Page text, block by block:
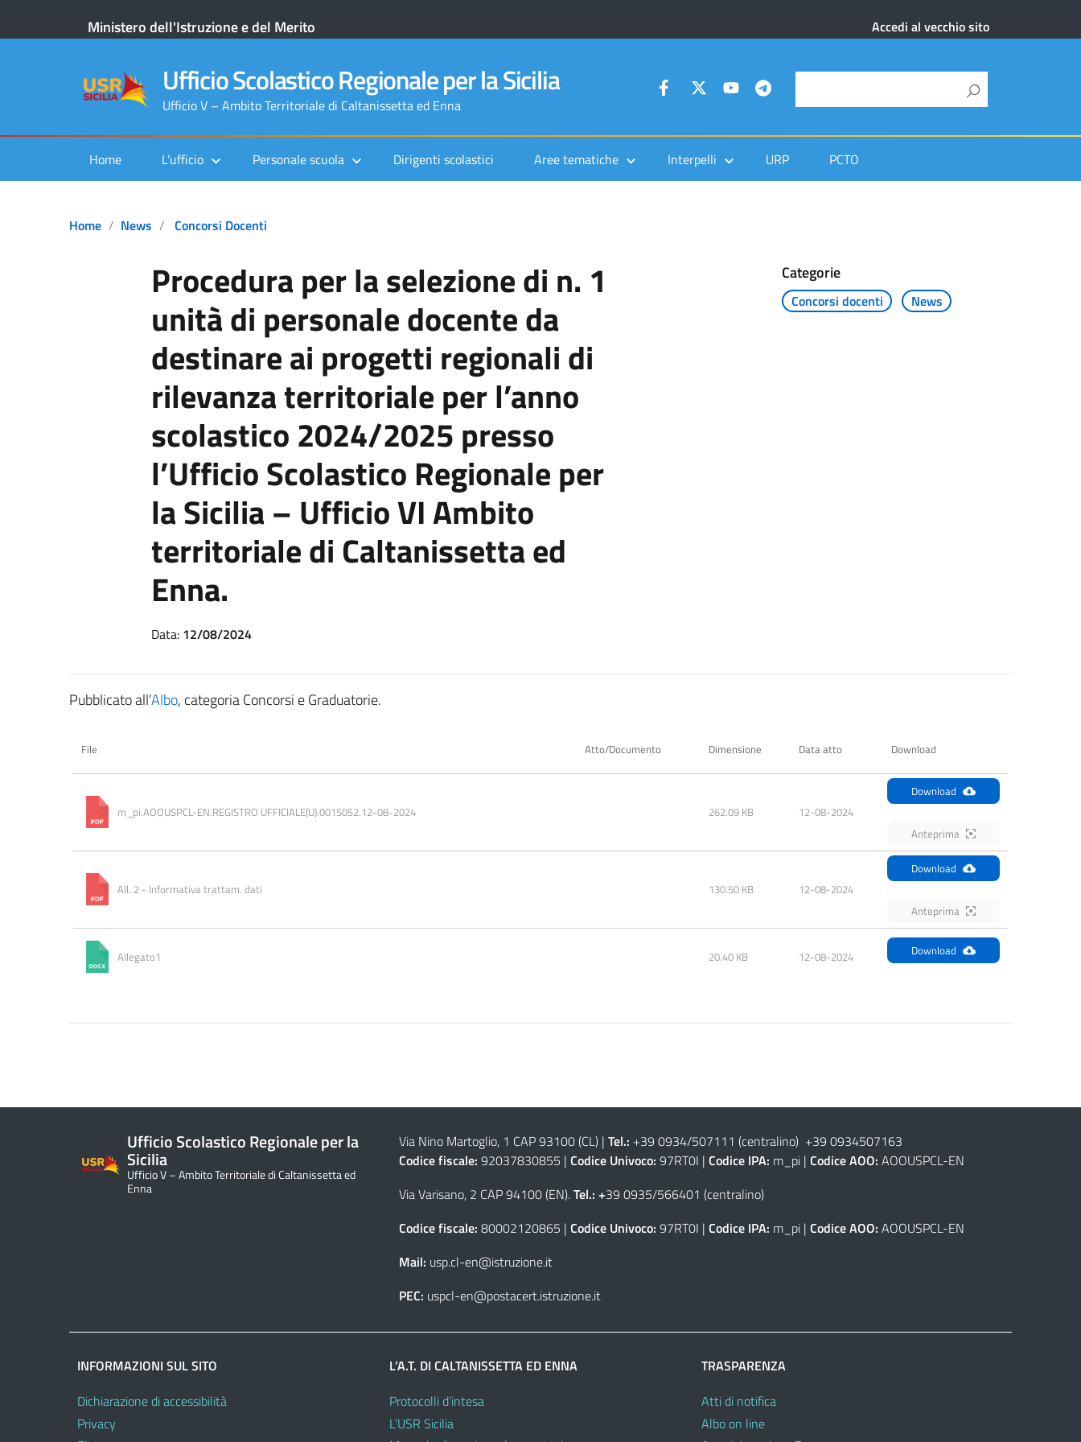
Ministero dell'Istruzione e del Merito Accedi al vecchio sito
Ufficio Scolastico Regionale per la Sicilia
Ufficio V – Ambito Territoriale di Caltanissetta ed Enna
Home L’ufficio Personale scuola Dirigenti scolastici Aree tematiche Interpelli URP PCTO
Home News Concorsi Docenti
Procedura per la selezione di n. 1
unità di personale docente da
destinare ai progetti regionali di
rilevanza territoriale per l’anno
scolastico 2024/2025 presso
l’Ufficio Scolastico Regionale per
la Sicilia – Ufficio VI Ambito
territoriale di Caltanissetta ed
Enna.
Categorie
Concorsi docenti News
Data: 12/08/2024
Pubblicato all’Albo, categoria Concorsi e Graduatorie.
File Atto/Documento Dimensione Data atto Download
m_pi.AOOUSPCL-EN.REGISTRO UFFICIALE(U).0015052.12-08-2024 262.09 KB 12-08-2024
Download
Anteprima
All. 2 - Informativa trattam. dati 130.50 KB 12-08-2024
Download
Anteprima
Allegato1 20.40 KB 12-08-2024 Download
Ufficio Scolastico Regionale per la
Sicilia
Ufficio V – Ambito Territoriale di Caltanissetta ed
Enna
Via Nino Martoglio, 1 CAP 93100 (CL)| Tel.: +39 0934/507111 (centralino) +39 0934507163
Codice fiscale: 92037830855 | Codice Univoco: 97RT0I | Codice IPA: m_pi | Codice AOO: AOOUSPCL-EN
Via Varisano, 2 CAP 94100 (EN).Tel.: +39 0935/566401 (centralino)
Codice fiscale: 80002120865 | Codice Univoco: 97RT0I | Codice IPA: m_pi | Codice AOO: AOOUSPCL-EN
Mail: usp.cl-en@istruzione.it
PEC: uspcl-en@postacert.istruzione.it
INFORMAZIONI SUL SITO
Dichiarazione di accessibilità
Privacy
L’A.T. DI CALTANISSETTA ED ENNA
Protocolli d’intesa
L’USR Sicilia
TRASPARENZA
Atti di notifica
Albo on line